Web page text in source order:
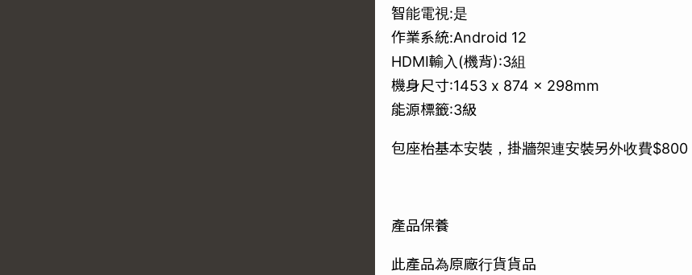
智能電視:是
作業系統:Android 12
HDMI輸入(機背):3組
機身尺寸:1453 x 874 x 298mm
能源標籤:3級
包座枱基本安裝，掛牆架連安裝另外收費$800
產品保養
此產品為原廠行貨貨品